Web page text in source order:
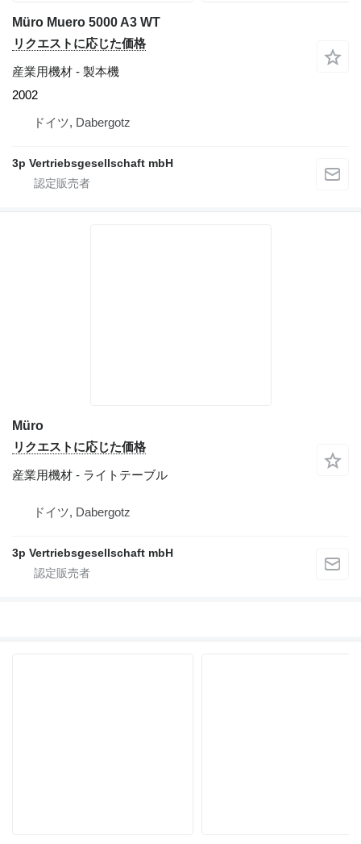
Müro Muero 5000 A3 WT
リクエストに応じた価格
産業用機材 - 製本機
2002
ドイツ, Dabergotz
3p Vertriebsgesellschaft mbH
Müro
リクエストに応じた価格
産業用機材 - ライトテーブル
ドイツ, Dabergotz
3p Vertriebsgesellschaft mbH